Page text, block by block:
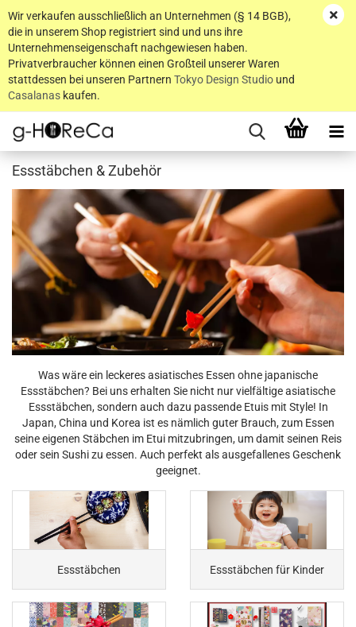
Wir verkaufen ausschließlich an Unternehmen (§ 14 BGB),
die in unserem Shop registriert sind und uns ihre
Unternehmenseigenschaft nachgewiesen haben.
Privatverbraucher können einen Großteil unserer Waren
stattdessen bei unseren Partnern Tokyo Design Studio und
Casalanas kaufen.
Essstäbchen & Zubehör
Was wäre ein leckeres asiatisches Essen ohne japanische
Essstäbchen? Bei uns erhalten Sie nicht nur vielfältige asiatische
Essstäbchen, sondern auch dazu passende Etuis mit Style! In
Japan, China und Korea ist es nämlich guter Brauch, zum Essen
seine eigenen Stäbchen im Etui mitzubringen, um damit seinen Reis
oder sein Sushi zu essen. Auch perfekt als ausgefallenes Geschenk
geeignet.
Essstäbchen Essstäbchen für Kinder